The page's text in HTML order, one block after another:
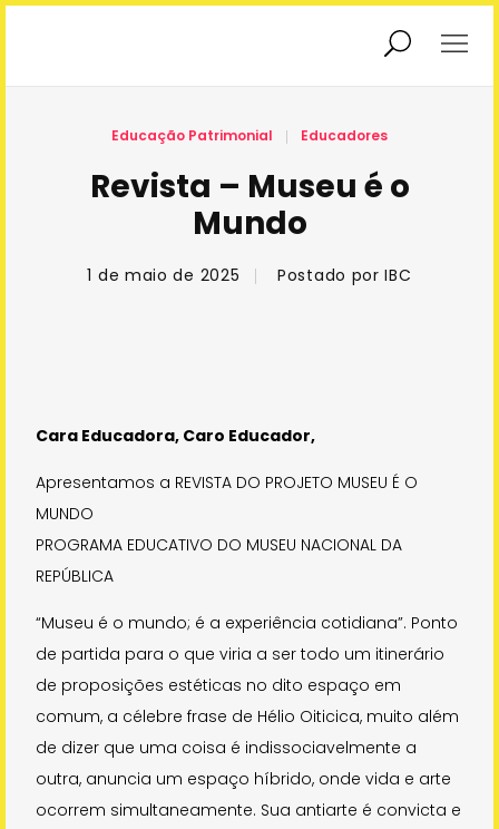
Exposições Educadores
Interatividade
Sobre o Projeto
Sobre o IBC
Copyright 2021 Instituto Bem Cultural
Educação Patrimonial Educadores
Revista – Museu é o
Mundo
1 de maio de 2025 Postado porIBC
Cara Educadora, Caro Educador,
Apresentamos a REVISTA DO PROJETO MUSEU É O
MUNDO
PROGRAMA EDUCATIVO DO MUSEU NACIONAL DA
REPÚBLICA
“Museu é o mundo; é a experiência cotidiana”. Ponto
de partida para o que viria a ser todo um itinerário
de proposições estéticas no dito espaço em
comum, a célebre frase de Hélio Oiticica, muito além
de dizer que uma coisa é indissociavelmente a
outra, anuncia um espaço híbrido, onde vida e arte
ocorrem simultaneamente. Sua antiarte é convicta e